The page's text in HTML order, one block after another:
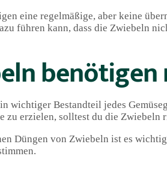
eine regelmäßige, aber keine
führen kann, dass die Zwiebeln
wichtiger Bestandteil jedes
zu erzielen, solltest du die Zwiebeln
Düngen von Zwiebeln ist es